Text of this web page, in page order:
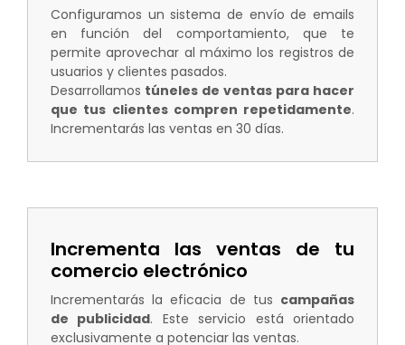
Configuramos un sistema de envío de emails
en función del comportamiento, que te
permite aprovechar al máximo los registros de
usuarios y clientes pasados.
Desarrollamos túneles de ventas para hacer
que tus clientes compren repetidamente.
Incrementarás las ventas en 30 días.
Incrementa las ventas de tu
comercio electrónico
Incrementarás la eficacia de tus campañas
de publicidad. Este servicio está orientado
exclusivamente a potenciar las ventas.